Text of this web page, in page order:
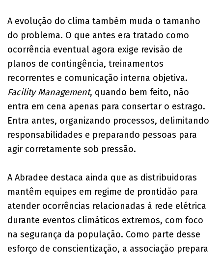
A evolução do clima também muda o tamanho
do problema. O que antes era tratado como
ocorrência eventual agora exige revisão de
planos de contingência, treinamentos
recorrentes e comunicação interna objetiva.
Facility Management, quando bem feito, não
entra em cena apenas para consertar o estrago.
Entra antes, organizando processos, delimitando
responsabilidades e preparando pessoas para
agir corretamente sob pressão.
A Abradee destaca ainda que as distribuidoras
mantêm equipes em regime de prontidão para
atender ocorrências relacionadas à rede elétrica
durante eventos climáticos extremos, com foco
na segurança da população. Como parte desse
esforço de conscientização, a associação prepara